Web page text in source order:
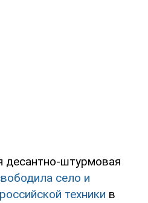
десантно-штурмовая
село и
техники в